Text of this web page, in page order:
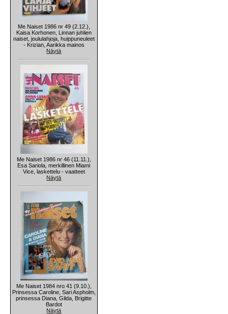
Me Naiset 1986 nr 49 (2.12.),
Kaisa Korhonen, Linnan juhlien
naiset, joululahjoja, huippuneuleet
- Krizian, Aarikka mainos
Näytä
Me Naiset 1986 nr 46 (11.11.),
Esa Sariola, merkillinen Miami
Vice, laskettelu - vaatteet
Näytä
Me Naiset 1984 nro 41 (9.10.),
Prinsessa Caroline, Sari Aspholm,
prinsessa Diana, Gilda, Brigitte
Bardot
Näytä